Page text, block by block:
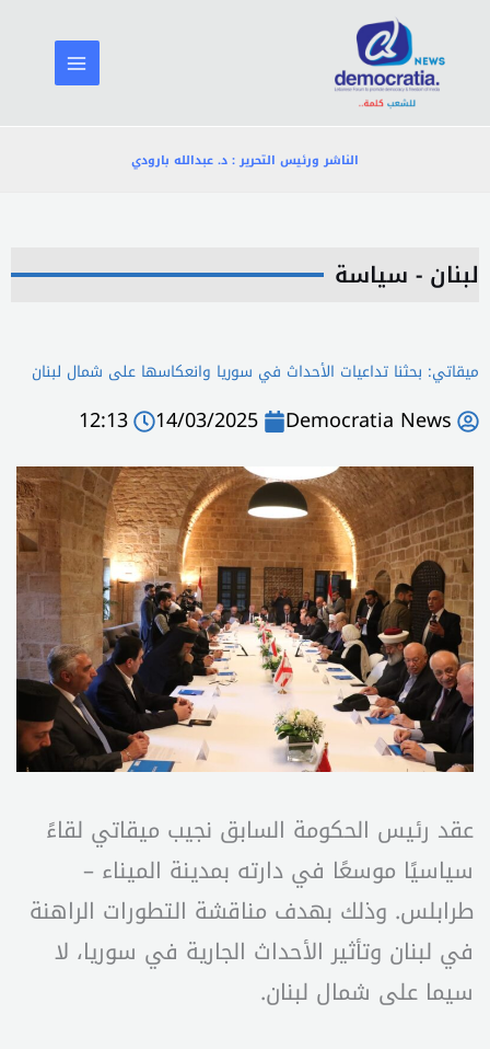
المحتوى
الناشر ورئيس التحرير : د. عبدالله بارودي
لبنان - سياسة
ميقاتي: بحثنا تداعيات الأحداث في سوريا وانعكاسها على شمال لبنان
Democratia News
14/03/2025
12:13
عقد رئيس الحكومة السابق نجيب ميقاتي لقاءً
سياسيًا موسعًا في دارته بمدينة الميناء –
طرابلس. وذلك بهدف مناقشة التطورات الراهنة
في لبنان وتأثير الأحداث الجارية في سوريا، لا
سيما على شمال لبنان.